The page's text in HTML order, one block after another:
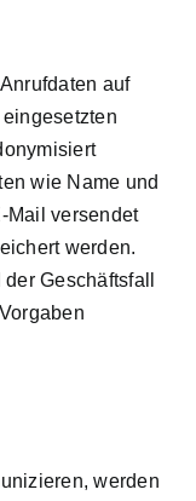
auf
wie Name und
Mail versendet
werden.
Geschäftsfall
werden